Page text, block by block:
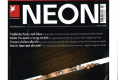
NEON – OKTOBER
2008